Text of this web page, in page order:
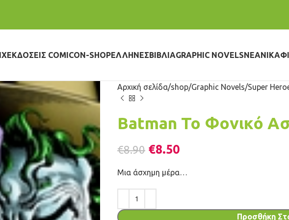
ΕΚΔΌΣΕΙΣ COMICON-SHOPΈΛΛΗΝΕΣΒΙΒΛΊΑGRAPHIC NOVELSΝΕΑΝΙΚΆ
Αρχική σελίδα shop Graphic Novels Super
Batman Το Φονικό
€8.90 €8.50
Μια άσχημη μέρα…
Προσθήκη